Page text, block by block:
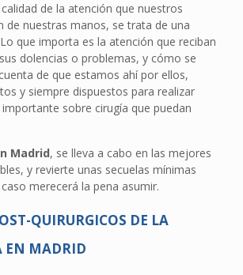
de la atención que nuestros
de nuestras manos, se trata de una
que importa es la atención que reciban
dolencias o problemas, y cómo se
de que estamos ahí por ellos,
y siempre dispuestos para realizar
sobre cirugía que puedan
Madrid, se lleva a cabo en las mejores
y revierte unas secuelas mínimas
merecerá la pena asumir.
QUIRURGICOS DE LA
EN MADRID